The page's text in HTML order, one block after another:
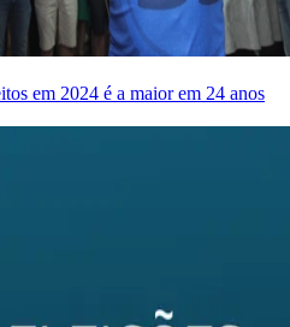
em 2024 é a maior em 24 anos